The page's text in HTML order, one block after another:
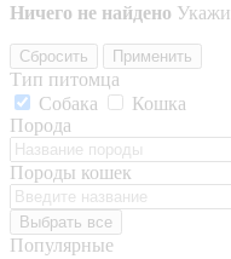
Ничего не найдено
Сбросить Применить
Тип питомца
Собака
Кошка
Порода
Породы кошек
Выбрать все
Популярные